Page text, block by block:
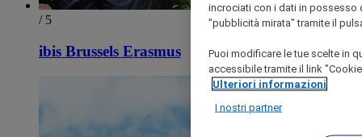
/ 5
ibis Brussels Erasmus
incrociati con i dati in possesso
"pubblicità mirata" tramite il
Puoi modificare le tue scelte in
accessibile tramite il link
Ulteriori informazioni
I nostri partner